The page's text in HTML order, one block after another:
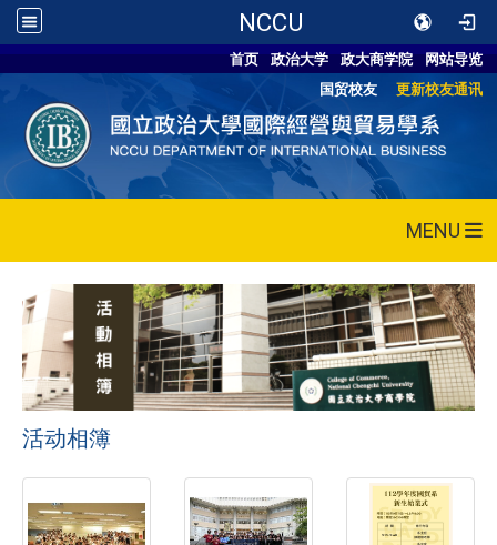
NCCU
首页 政治大学 政大商学院
网站导览
国贸校友
更新校友通讯
MENU
活动相簿